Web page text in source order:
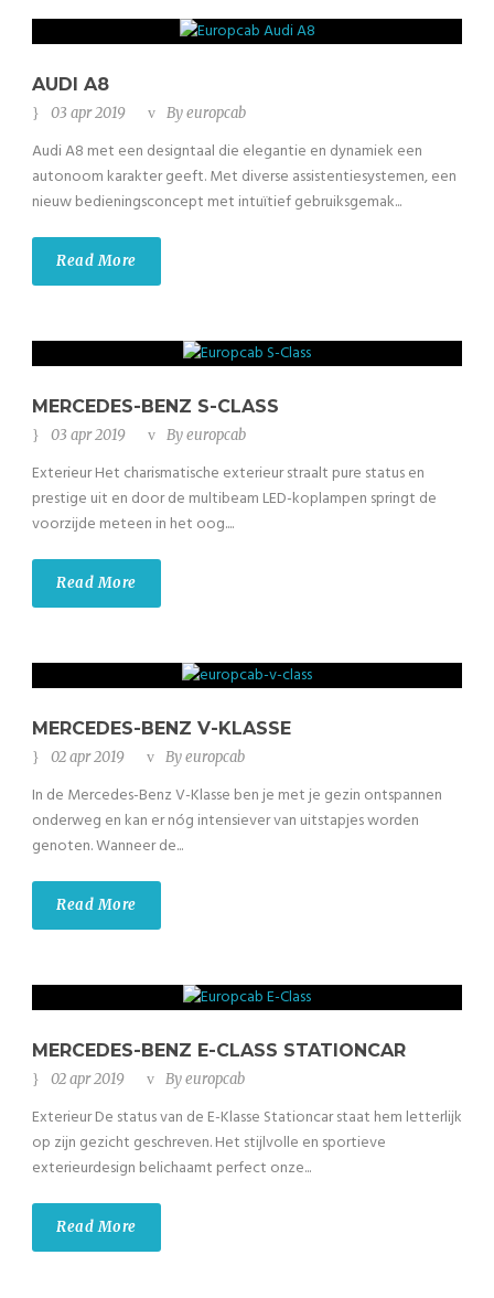
AUDI A8
03 apr 2019 Byeuropcab
Audi A8 met een designtaal die elegantie en dynamiek een
autonoom karakter geeft. Met diverse assistentiesystemen, een
nieuw bedieningsconcept met intuïtief gebruiksgemak...
Read More
MERCEDES-BENZ S-CLASS
03 apr 2019 Byeuropcab
Exterieur Het charismatische exterieur straalt pure status en
prestige uit en door de multibeam LED-koplampen springt de
voorzijde meteen in het oog....
Read More
MERCEDES-BENZ V-KLASSE
02 apr 2019 Byeuropcab
In de Mercedes-Benz V-Klasse ben je met je gezin ontspannen
onderweg en kan er nóg intensiever van uitstapjes worden
genoten. Wanneer de...
Read More
MERCEDES-BENZ E-CLASS STATIONCAR
02 apr 2019 Byeuropcab
Exterieur De status van de E-Klasse Stationcar staat hem letterlijk
op zijn gezicht geschreven. Het stijlvolle en sportieve
exterieurdesign belichaamt perfect onze...
Read More